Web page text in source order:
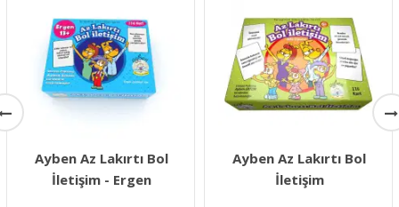
Ayben Az Lakırtı Bol
İletişim - Ergen
Ayben Az Lakırtı Bol
İletişim